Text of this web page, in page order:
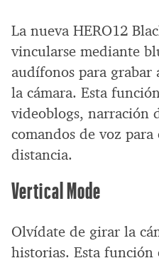
La nueva HERO12
vincularse mediante
audífonos para
la cámara. Esta
videoblogs, narración
comandos de voz
distancia.
Vertical Mode
Olvídate de girar la
historias. Esta